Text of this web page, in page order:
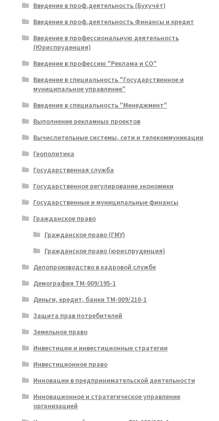
Введение в проф.деятельность (Бухучёт)
Введение в проф.деятельность Финансы и кредит
Введение в профессиональную деятельность
(Юриспруденция)
Введение в профессию "Реклама и СО"
Введение в специальность "Государственное и
муниципальное управление"
Введение в специальность "Менеджмент"
Выполнение рекламных проектов
Вычислительные системы, сети и телекоммуникации
Геополитика
Государственная служба
Государственное регулирование экономики
Государственные и муниципальные финансы
Гражданское право
Гражданское право (ГМУ)
Гражданское право (юриспруденция)
Делопроизводство в кадровой службе
Демография ТМ-009/195-1
Деньги, кредит, банки ТМ-009/210-1
Защита прав потребителей
Земельное право
Инвестиции и инвестиционные стратегии
Инвестиционное право
Инновации в предпринимательской деятельности
Инновационное и стратегическое управление
организацией